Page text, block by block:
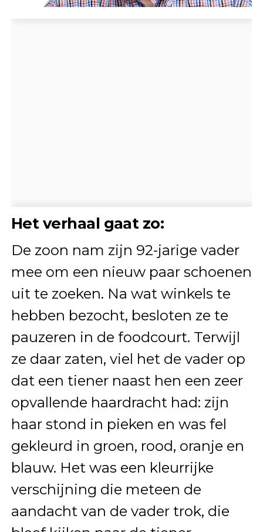
Het verhaal gaat zo:
De zoon nam zijn 92-jarige vader
mee om een nieuw paar schoenen
uit te zoeken. Na wat winkels te
hebben bezocht, besloten ze te
pauzeren in de foodcourt. Terwijl
ze daar zaten, viel het de vader op
dat een tiener naast hen een zeer
opvallende haardracht had: zijn
haar stond in pieken en was fel
gekleurd in groen, rood, oranje en
blauw. Het was een kleurrijke
verschijning die meteen de
aandacht van de vader trok, die